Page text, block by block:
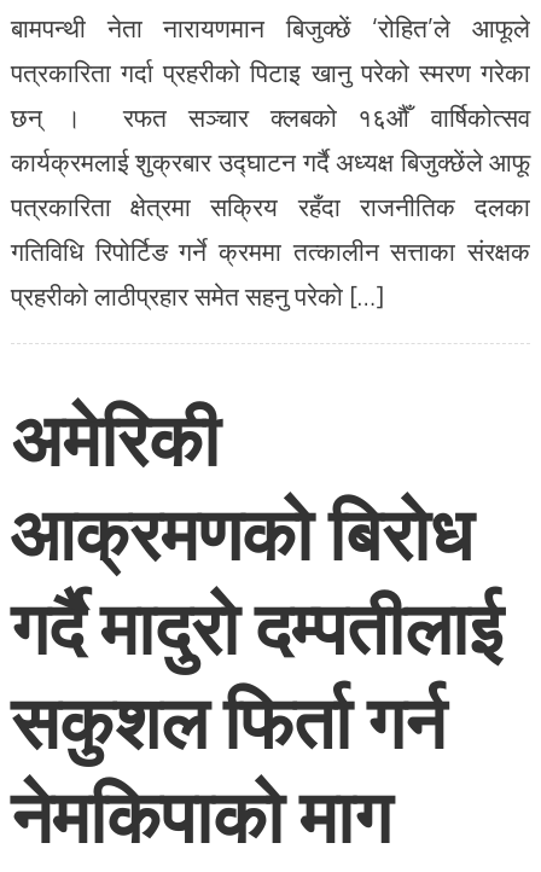
बामपन्थी नेता नारायणमान बिजुक्छें ‘रोहित’ले आफूले
पत्रकारिता गर्दा प्रहरीको पिटाइ खानु परेको स्मरण गरेका
छन् । रफत सञ्चार क्लबको १६औँ वार्षिकोत्सव
कार्यक्रमलाई शुक्रबार उद्घाटन गर्दै अध्यक्ष बिजुक्छेंले आफू
पत्रकारिता क्षेत्रमा सक्रिय रहँदा राजनीतिक दलका
गतिविधि रिपोर्टिङ गर्ने क्रममा तत्कालीन सत्ताका संरक्षक
प्रहरीको लाठीप्रहार समेत सहनु परेको […]
अमेरिकी
आक्रमणको बिरोध
गर्दै मादुरो दम्पतीलाई
सकुशल फिर्ता गर्न
नेमकिपाको माग